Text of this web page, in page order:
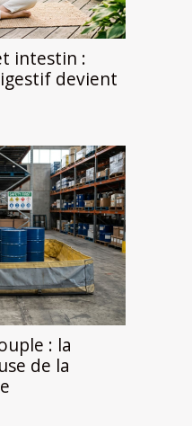
intestin :
devient
: la
de la